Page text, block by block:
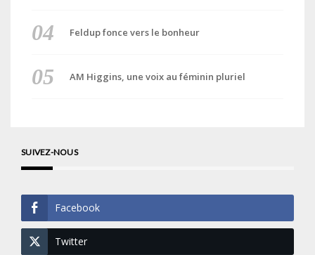
Feldup fonce vers le bonheur
AM Higgins, une voix au féminin pluriel
SUIVEZ-NOUS
Facebook
Twitter